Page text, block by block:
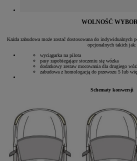
WOLNOŚĆ
Każda zabudowa może zostać dostosowana do indywidualnych
opcjonalnych takich jak:
wyciągarka na pilota
pasy zapobiegające stoczeniu się wózka
dodatkowy zestaw mocowania dla drugiego
zabudowa z homologacją do przewozu 5 lub
Schematy konwersji